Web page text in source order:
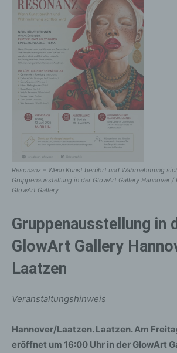
Resonanz – Wenn Kunst berührt und Wahrnehmung
Gruppenausstellung in der GlowArt Gallery Hannover /
GlowArt Gallery
Gruppenausstellung in
GlowArt Gallery
Laatzen
Veranstaltungshinweis
Hannover/Laatzen. Laatzen. Am
eröffnet um 16:00 Uhr in der GlowArt